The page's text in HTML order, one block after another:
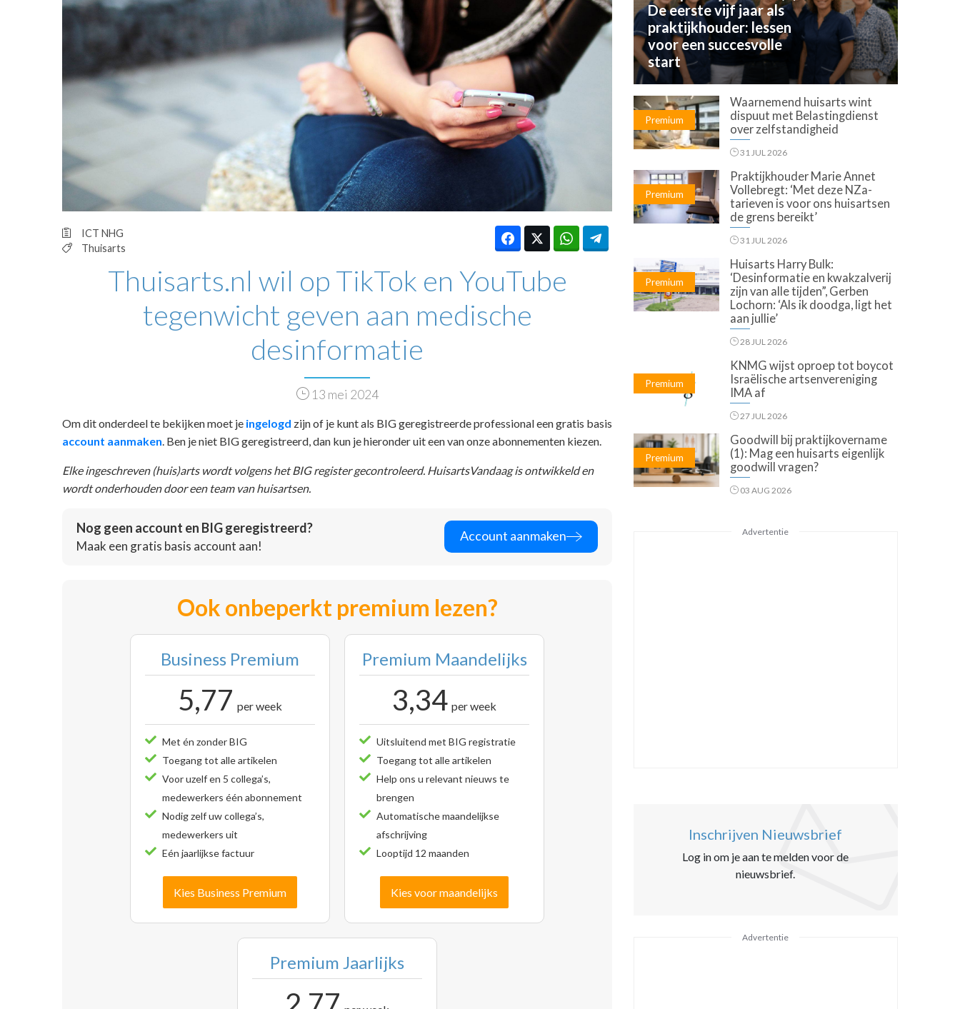
OPINIE
HUISARTSENPOST
PRAKTIJKZAKEN
TARIEVEN
VPHUISARTSEN
MEDISCHE VAKHANDEL
INLOGGEN
REGISTRATIE
ICT NHG
Thuisarts
Thuisarts.nl wil op TikTok en YouTube
tegenwicht geven aan medische
desinformatie
13 mei 2024
Om dit onderdeel te bekijken moet je ingelogd zijn of je kunt als BIG geregistreerde professional een gratis basis
account aanmaken . Ben je niet BIG geregistreerd, dan kun je hieronder uit een van onze abonnementen kiezen.
Elke ingeschreven (huis)arts wordt volgens het BIG register gecontroleerd. HuisartsVandaag is ontwikkeld en
wordt onderhouden door een team van huisartsen.
Nog geen account en BIG geregistreerd?
Maak een gratis basis account aan!
Account aanmaken
Ook onbeperkt premium lezen?
Business Premium
5,77 per week
Met én zonder BIG
Toegang tot alle artikelen
Voor uzelf en 5 collega’s,
medewerkers één abonnement
Nodig zelf uw collega’s,
medewerkers uit
Eén jaarlijkse factuur
Kies Business Premium
Premium Maandelijks
3,34 per week
Uitsluitend met BIG registratie
Toegang tot alle artikelen
Help ons u relevant nieuws te
brengen
Automatische maandelijkse
afschrijving
Looptijd 12 maanden
Kies voor maandelijks
Premium Jaarlijks
De eerste vijf jaar als
praktijkhouder: lessen
voor een succesvolle
start
Premium
Waarnemend huisarts wint
dispuut met Belastingdienst
over zelfstandigheid
31 JUL 2026
Premium
Praktijkhouder Marie Annet
Vollebregt: ‘Met deze NZa-
tarieven is voor ons huisartsen
de grens bereikt’
31 JUL 2026
Premium
Huisarts Harry Bulk:
‘Desinformatie en kwakzalverij
zijn van alle tijden”, Gerben
Lochorn: ‘Als ik doodga, ligt het
aan jullie’
28 JUL 2026
Premium
KNMG wijst oproep tot boycot
Israëlische artsenvereniging
IMA af
27 JUL 2026
Premium
Goodwill bij praktijkovername
(1): Mag een huisarts eigenlijk
goodwill vragen?
03 AUG 2026
Advertentie
Inschrijven Nieuwsbrief
Log in om je aan te melden voor de
nieuwsbrief.
Advertentie